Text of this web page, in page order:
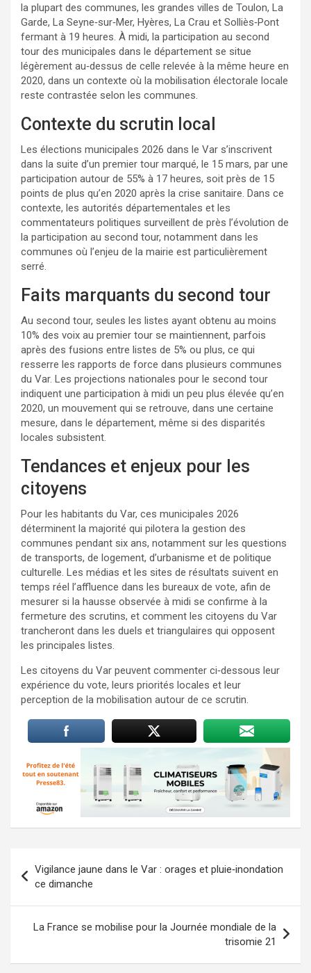
la plupart des communes, les grandes villes de Toulon, La
Garde, La Seyne‑sur‑Mer, Hyères, La Crau et Solliès‑Pont
fermant à 19 heures. À midi, la participation au second
tour des municipales dans le département se situe
légèrement au‑dessus de celle relevée à la même heure en
2020, dans un contexte où la mobilisation électorale locale
reste contrastée selon les communes.
Contexte du scrutin local
Les élections municipales 2026 dans le Var s’inscrivent
dans la suite d’un premier tour marqué, le 15 mars, par une
participation autour de 55% à 17 heures, soit près de 15
points de plus qu’en 2020 après la crise sanitaire. Dans ce
contexte, les autorités départementales et les
commentateurs politiques surveillent de près l’évolution de
la participation au second tour, notamment dans les
communes où l’enjeu de la mairie est particulièrement
serré.
Faits marquants du second tour
Au second tour, seules les listes ayant obtenu au moins
10% des voix au premier tour se maintiennent, parfois
après des fusions entre listes de 5% ou plus, ce qui
resserre les rapports de force dans plusieurs communes
du Var. Les projections nationales pour le second tour
indiquent une participation à midi un peu plus élevée qu’en
2020, un mouvement qui se retrouve, dans une certaine
mesure, dans le département, même si des disparités
locales subsistent.
Tendances et enjeux pour les
citoyens
Pour les habitants du Var, ces municipales 2026
déterminent la majorité qui pilotera la gestion des
communes pendant six ans, notamment sur les questions
de transports, de logement, d’urbanisme et de politique
culturelle. Les médias et les sites de résultats suivent en
temps réel l’affluence dans les bureaux de vote, afin de
mesurer si la hausse observée à midi se confirme à la
fermeture des scrutins, et comment les citoyens du Var
trancheront dans les duels et triangulaires qui opposent
les principales listes.
Les citoyens du Var peuvent commenter ci‑dessous leur
expérience du vote, leurs priorités locales et leur
perception de la mobilisation autour de ce scrutin.
de
l’article
Vigilance jaune dans le Var : orages et pluie‑inondation
ce dimanche
La France se mobilise pour la Journée mondiale de la
trisomie 21